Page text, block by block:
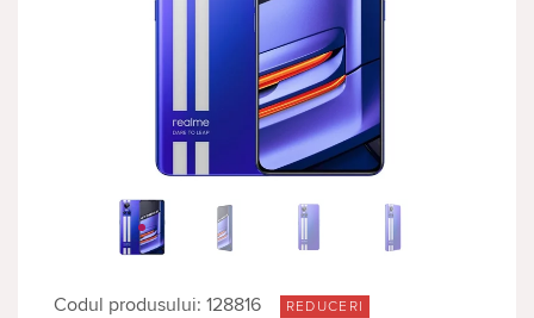
Codul produsului: 128816 REDUCERI